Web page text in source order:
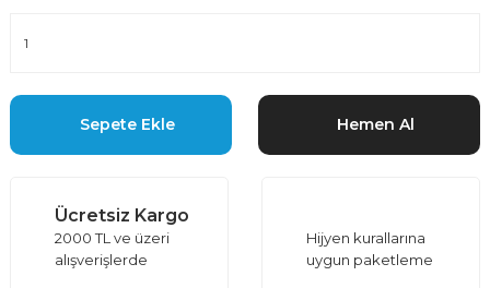
Sepete Ekle Hemen Al
Ücretsiz Kargo
2000 TL ve üzeri
alışverişlerde
Hijyen kurallarına
uygun paketleme